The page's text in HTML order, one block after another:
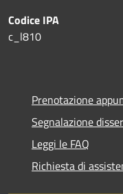
Codice IPA
c_l810
Prenotazione
Segnalazione
Leggi le FAQ
Richiesta di